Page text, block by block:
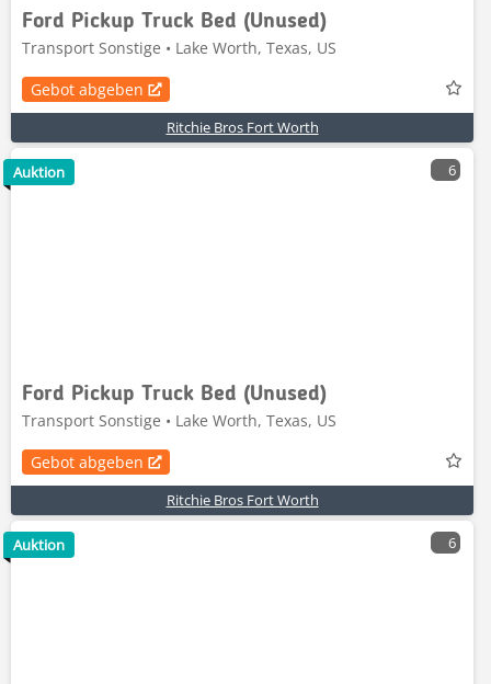
Ford Pickup Truck Bed (Unused)
Transport Sonstige • Lake Worth, Texas, US
Gebot abgeben
Ritchie Bros Fort Worth
6
Ford Pickup Truck Bed (Unused)
Transport Sonstige • Lake Worth, Texas, US
Gebot abgeben
Ritchie Bros Fort Worth
Auktion
6
Auktion